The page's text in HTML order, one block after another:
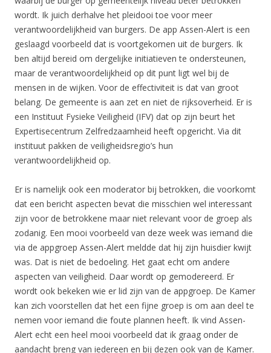
wordt. Ik juich derhalve het pleidooi toe voor meer
verantwoordelijkheid van burgers. De app Assen-Alert is een
geslaagd voorbeeld dat is voortgekomen uit de burgers. Ik
ben altijd bereid om dergelijke initiatieven te ondersteunen,
maar de verantwoordelijkheid op dit punt ligt wel bij de
mensen in de wijken. Voor de effectiviteit is dat van groot
belang. De gemeente is aan zet en niet de rijksoverheid. Er is
een Instituut Fysieke Veiligheid (IFV) dat op zijn beurt het
Expertisecentrum Zelfredzaamheid heeft opgericht. Via dit
instituut pakken de veiligheidsregio’s hun
verantwoordelijkheid op.
Er is namelijk ook een moderator bij betrokken, die voorkomt
dat een bericht aspecten bevat die misschien wel interessant
zijn voor de betrokkene maar niet relevant voor de groep als
zodanig. Een mooi voorbeeld van deze week was iemand die
via de appgroep Assen-Alert meldde dat hij zijn huisdier kwijt
was. Dat is niet de bedoeling. Het gaat echt om andere
aspecten van veiligheid. Daar wordt op gemodereerd. Er
wordt ook bekeken wie er lid zijn van de appgroep. De Kamer
kan zich voorstellen dat het een fijne groep is om aan deel te
nemen voor iemand die foute plannen heeft. Ik vind Assen-
Alert echt een heel mooi voorbeeld dat ik graag onder de
aandacht breng van iedereen en bij dezen ook van de Kamer.